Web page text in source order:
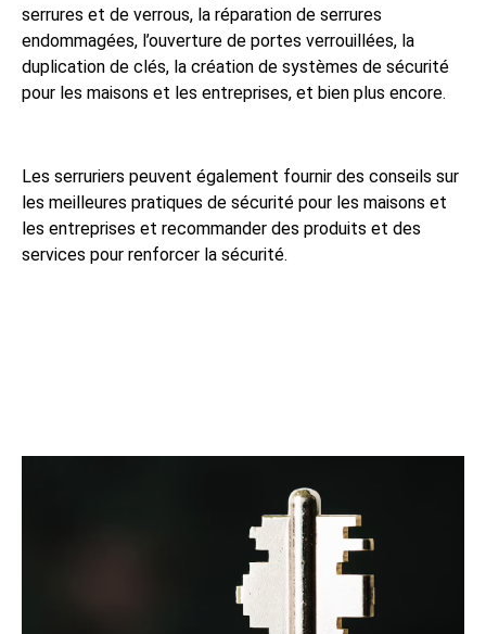
serrures et de verrous, la réparation de serrures
endommagées, l’ouverture de portes verrouillées, la
duplication de clés, la création de systèmes de sécurité
pour les maisons et les entreprises, et bien plus encore.
Les serruriers peuvent également fournir des conseils sur
les meilleures pratiques de sécurité pour les maisons et
les entreprises et recommander des produits et des
services pour renforcer la sécurité.